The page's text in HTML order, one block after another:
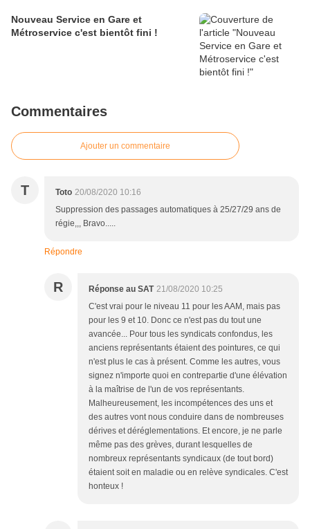
Nouveau Service en Gare et
Métroservice c'est bientôt fini !
Commentaires
Ajouter un commentaire
T Toto 20/08/2020 10:16
Suppression des passages automatiques à 25/27/29 ans de
régie,,, Bravo.....
Répondre
R Réponse au SAT 21/08/2020 10:25
C'est vrai pour le niveau 11 pour les AAM, mais pas
pour les 9 et 10. Donc ce n'est pas du tout une
avancée... Pour tous les syndicats confondus, les
anciens représentants étaient des pointures, ce qui
n'est plus le cas à présent. Comme les autres, vous
signez n'importe quoi en contrepartie d'une élévation
à la maîtrise de l'un de vos représentants.
Malheureusement, les incompétences des uns et
des autres vont nous conduire dans de nombreuses
dérives et déréglementations. Et encore, je ne parle
même pas des grèves, durant lesquelles de
nombreux représentants syndicaux (de tout bord)
étaient soit en maladie ou en relève syndicales. C'est
honteux !